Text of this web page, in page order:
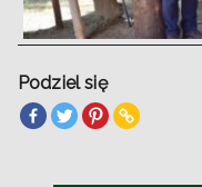
Podziel się